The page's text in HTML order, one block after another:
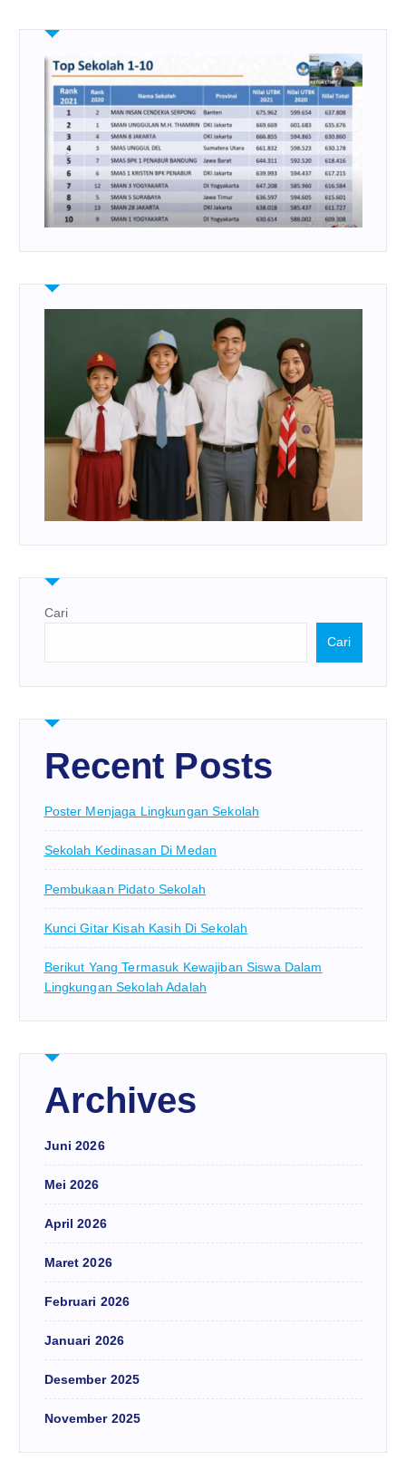
Cari
Cari
Recent Posts
Poster Menjaga Lingkungan Sekolah
Sekolah Kedinasan Di Medan
Pembukaan Pidato Sekolah
Kunci Gitar Kisah Kasih Di Sekolah
Berikut Yang Termasuk Kewajiban Siswa Dalam
Lingkungan Sekolah Adalah
Archives
Juni 2026
Mei 2026
April 2026
Maret 2026
Februari 2026
Januari 2026
Desember 2025
November 2025